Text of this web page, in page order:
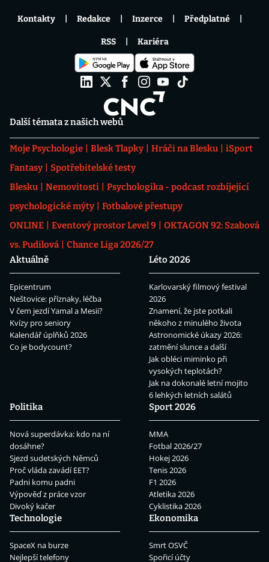
Další témata z našich webů
Moje Psychologie Blesk Tlapky Hráči na Blesku
iSport
Fantasy
Spotřebitelské testy
Blesku
Nemovitosti
Psychologika - podcast rozbíjející
psychologické mýty
Fotbalové přestupy
ONLINE
Eventový prostor Level 9
OKTAGON 92: Szabová
vs. Pudilová
Chance Liga 2026/27
Aktuálně
Epicentrum
Neštovice: příznaky, léčba
V čem jezdí Yamal a Mesii?
Kvízy pro seniory
Kalendář úplňků 2026
Co je bodycount?
Léto 2026
Karlovarský filmový festival
2026
Znamení, že jste potkali
někoho z minulého života
Astronomické úkazy 2026:
zatmění slunce a další
Jak obléci miminko při
vysokých teplotách?
Jak na dokonalé letní mojito
6 lehkých letních salátů
Politika
Nová superdávka: kdo na ní
dosáhne?
Sjezd sudetských Němců
Proč vláda zavádí EET?
Padni komu padni
Výpověď z práce vzor
Divoký kačer
Sport 2026
MMA
Fotbal 2026/27
Hokej 2026
Tenis 2026
F1 2026
Atletika 2026
Cyklistika 2026
Technologie
SpaceX na burze
Nejlepší telefony
Ekonomika
Smrt OSVČ
Spořicí účty
Kontakty Redakce Inzerce Předplatné
RSS Kariéra